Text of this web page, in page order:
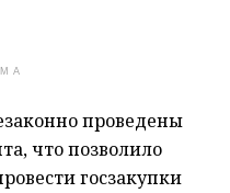
проведены
что позволило
госзакупки